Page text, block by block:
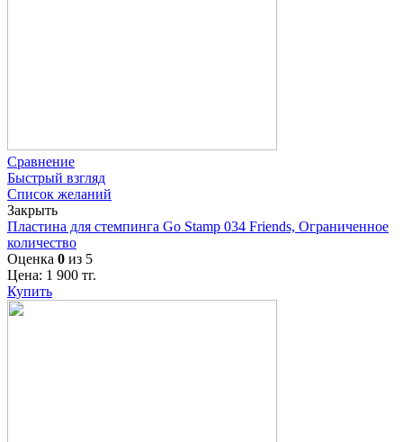
Сравнение
Быстрый взгляд
Список желаний
Закрыть
Пластина для стемпинга Go Stamp 034 Friends, Ограниченное
количество
Оценка 0 из 5
Цена: 1 900 тг.
Купить